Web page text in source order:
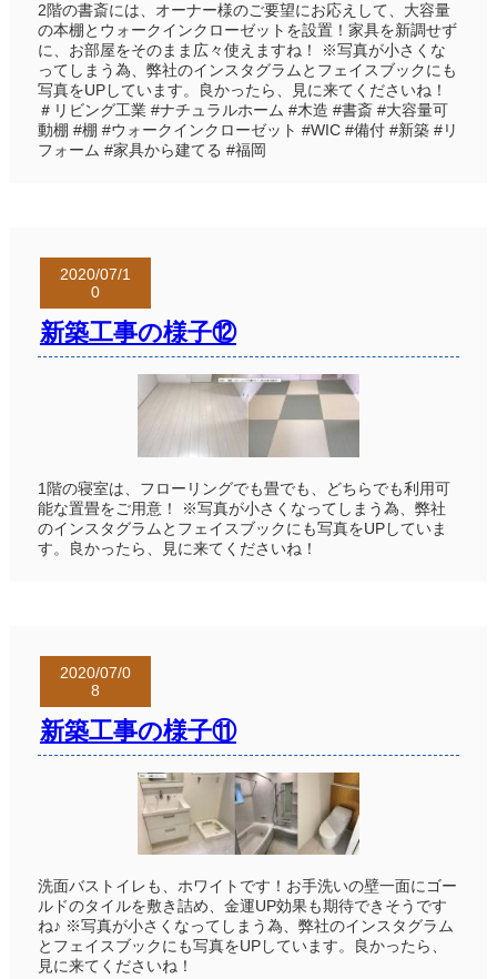
2階の書斎には、オーナー様のご要望にお応えして、大容量
の本棚とウォークインクローゼットを設置！家具を新調せず
に、お部屋をそのまま広々使えますね！ ※写真が小さくな
ってしまう為、弊社のインスタグラムとフェイスブックにも
写真をUPしています。良かったら、見に来てくださいね！
＃リビング工業 #ナチュラルホーム #木造 #書斎 #大容量可
動棚 #棚 #ウォークインクローゼット #WIC #備付 #新築 #リ
フォーム #家具から建てる #福岡
2020/07/1
0
新築工事の様子⑫
1階の寝室は、フローリングでも畳でも、どちらでも利用可
能な置畳をご用意！ ※写真が小さくなってしまう為、弊社
のインスタグラムとフェイスブックにも写真をUPしていま
す。良かったら、見に来てくださいね！
2020/07/0
8
新築工事の様子⑪
洗面バストイレも、ホワイトです！お手洗いの壁一面にゴー
ルドのタイルを敷き詰め、金運UP効果も期待できそうです
ね♪ ※写真が小さくなってしまう為、弊社のインスタグラム
とフェイスブックにも写真をUPしています。良かったら、
見に来てくださいね！